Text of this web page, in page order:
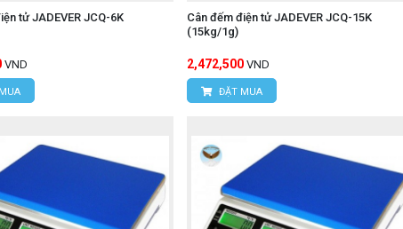
tử JADEVER JCQ-6K
VND
Cân đếm điện tử JADEVER JCQ-15K
(15kg/1g)
2,472,500 VND
ĐẶT MUA